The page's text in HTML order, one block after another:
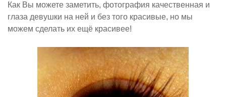
Как Вы можете заметить, фотография качественная и
глаза девушки на ней и без того красивые, но мы
можем сделать их ещё красивее!